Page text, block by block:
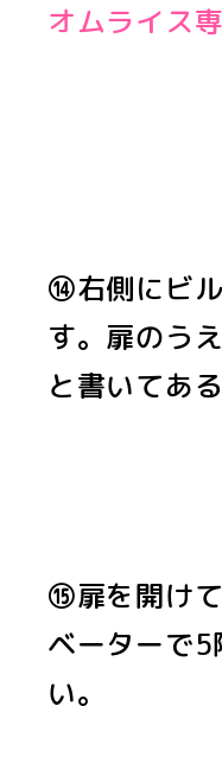
オムライス
⑭右側にビ
す。扉のう
と書いてあ
⑮扉を開け
ベーターで5
い。